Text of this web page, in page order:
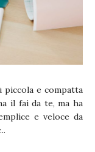
piccola e compatta
il fai da te, ma ha
e veloce da